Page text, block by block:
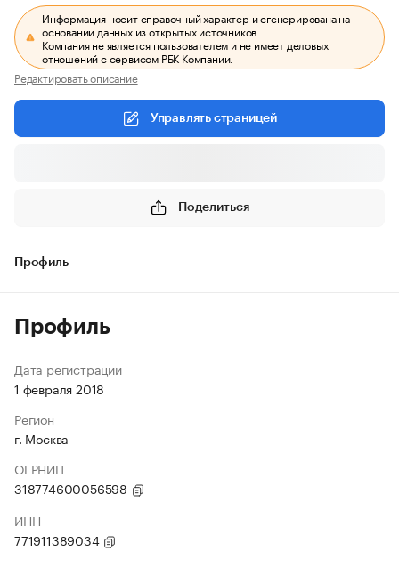
Информация носит справочный характер и сгенерирована на
основании данных из открытых источников.
Компания не является пользователем и не имеет деловых
отношений с сервисом РБК Компании.
Редактировать описание
Управлять страницей
Поделиться
Профиль
Профиль
Дата регистрации
1 февраля 2018
Регион
г. Москва
ОГРНИП
318774600056598
ИНН
771911389034